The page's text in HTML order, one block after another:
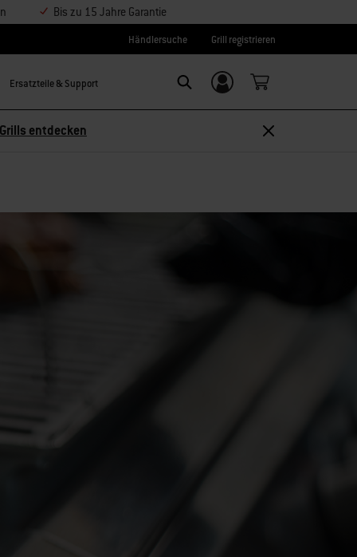
Bis zu 15 Jahre Garantie
Händlersuche Grill registrieren
Ersatzteile & Support
Einloggen/
Weber-ID
Grills entdecken